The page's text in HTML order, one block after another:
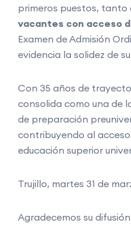
primeros puestos, tanto
vacantes con acceso
Examen de Admisión
evidencia la solidez de
Con 35 años de
consolida como una de
de preparación
contribuyendo al
educación superior
Trujillo, martes 31 de
Agradecemos su difusión